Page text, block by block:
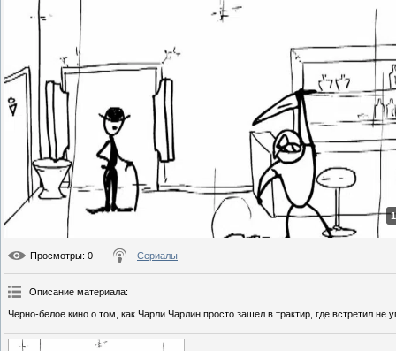
Просмотры: 0 Сериалы
Описание материала:
Черно-белое кино о том, как Чарли Чарлин просто зашел в трактир, где встретил